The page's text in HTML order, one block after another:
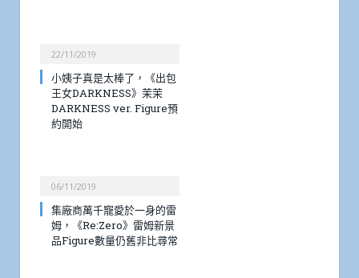
22/11/2019
小姨子真是太棒了，《出包
王女DARKNESS》茉茉
DARKNESS ver. Figure預
約開始
06/11/2019
集廠商萬千寵愛於一身的雷
姆，《Re:Zero》雷姆新景
品Figure數量仍舊非比尋常